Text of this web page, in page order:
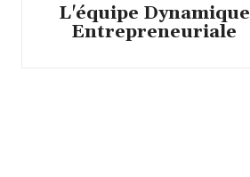
L'équipe Dynamique
Entrepreneuriale